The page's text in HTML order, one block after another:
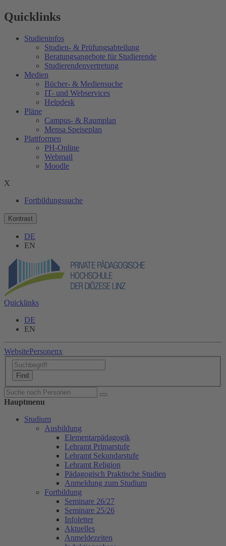
Quicklinks
Studieninfos
Studien- & Prüfungsabteilung
Beratungsangebote für Studierende
Studierendenvertretung
Medien
Bücher- & Mediensuche
IT- und Webservices
Helpdesk
Pläne
Campus- & Raumplan
Mensa Speiseplan
Plattformen
PH-Online
Webmail
Moodle
X
Fortbildungssuche
Kontrast
DE
EN
Quicklinks
DE
EN
WebsitePersonenx
Hauptmenu
Studium
Ausbildung
Elementarpädagogik
Lehramt Primarstufe
Lehramt Sekundarstufe
Lehramt Religion
Pädagogisch Praktische Studien
Anmeldung zum Studium
Fortbildung
Seminare 26/27
Seminare 25/26
Infoletter
Aktuelles
Anmeldezeiten